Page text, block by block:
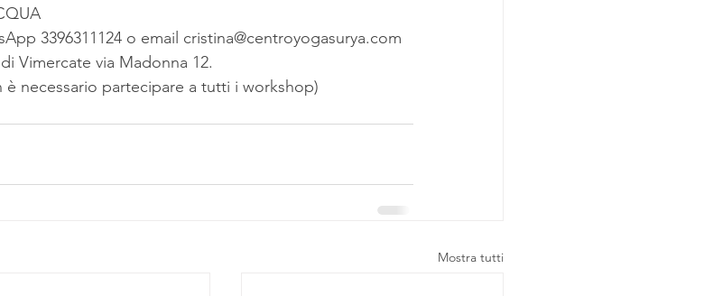
3396311124 o email cristina@centroyogasurya.com
Vimercate via Madonna 12.
è necessario partecipare a tutti i workshop)
Mostra tutti